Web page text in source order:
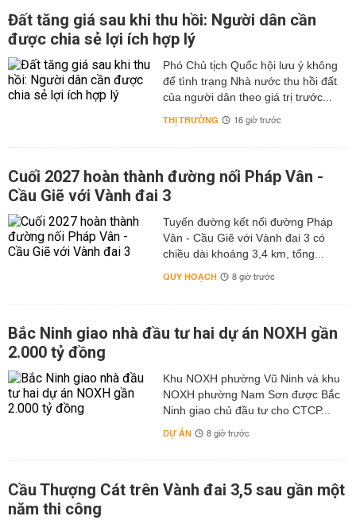
Đất tăng giá sau khi thu hồi: Người dân cần
được chia sẻ lợi ích hợp lý
Phó Chủ tịch Quốc hội lưu ý không
để tình trạng Nhà nước thu hồi đất
của người dân theo giá trị trước...
THỊ TRƯỜNG 16 giờ trước
Cuối 2027 hoàn thành đường nối Pháp Vân -
Cầu Giẽ với Vành đai 3
Tuyến đường kết nối đường Pháp
Vân - Cầu Giẽ với Vành đai 3 có
chiều dài khoảng 3,4 km, tổng...
QUY HOẠCH 8 giờ trước
Bắc Ninh giao nhà đầu tư hai dự án NOXH gần
2.000 tỷ đồng
Khu NOXH phường Vũ Ninh và khu
NOXH phường Nam Sơn được Bắc
Ninh giao chủ đầu tư cho CTCP...
DỰ ÁN 8 giờ trước
Cầu Thượng Cát trên Vành đai 3,5 sau gần một
năm thi công